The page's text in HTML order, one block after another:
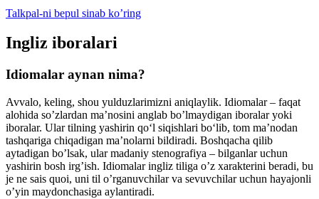
Talkpal-ni bepul sinab ko’ring
Ingliz iboralari
Idiomalar aynan nima?
Avvalo, keling, shou yulduzlarimizni aniqlaylik. Idiomalar – faqat
alohida so’zlardan ma’nosini anglab bo’lmaydigan iboralar yoki
iboralar. Ular tilning yashirin qo‘l siqishlari bo‘lib, tom ma’nodan
tashqariga chiqadigan ma’nolarni bildiradi. Boshqacha qilib
aytadigan bo’lsak, ular madaniy stenografiya – bilganlar uchun
yashirin bosh irg’ish. Idiomalar ingliz tiliga o’z xarakterini beradi, bu
je ne sais quoi, uni til o’rganuvchilar va sevuvchilar uchun hayajonli
o’yin maydonchasiga aylantiradi.